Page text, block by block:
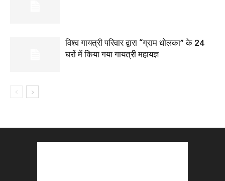
विश्व गायत्री परिवार द्वारा “ग्राम धोलका” के 24
घरों में किया गया गायत्री महायज्ञ